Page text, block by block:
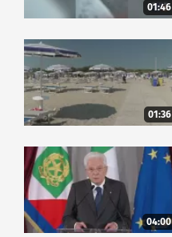
01:46
01:36
04:00